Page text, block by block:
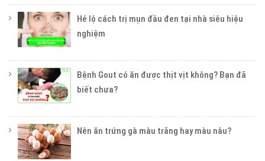
Hé lộ cách trị mụn đầu đen tại nhà siêu hiệu
nghiệm
Bệnh Gout có ăn được thịt vịt không? Bạn đã
biết chưa?
Nên ăn trứng gà màu trắng hay màu nâu?